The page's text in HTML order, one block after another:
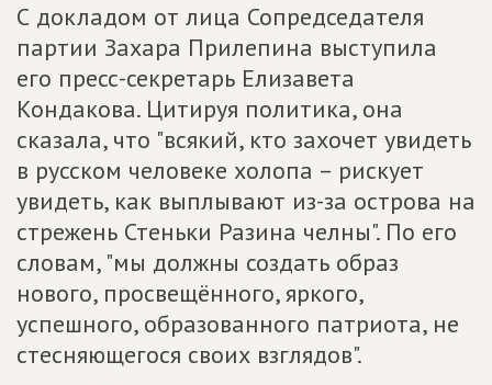
С докладом от лица Сопредседателя
партии Захара Прилепина выступила
его пресс-секретарь Елизавета
Кондакова. Цитируя политика, она
сказала, что "всякий, кто захочет увидеть
в русском человеке холопа – рискует
увидеть, как выплывают из-за острова на
стрежень Стеньки Разина челны". По его
словам, "мы должны создать образ
нового, просвещённого, яркого,
успешного, образованного патриота, не
стесняющегося своих взглядов".